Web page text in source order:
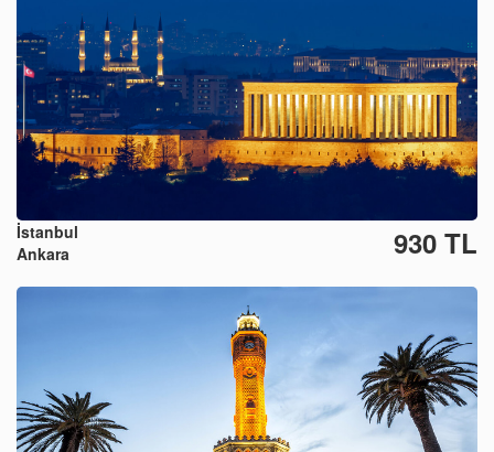
İstanbul
Ankara
930 TL